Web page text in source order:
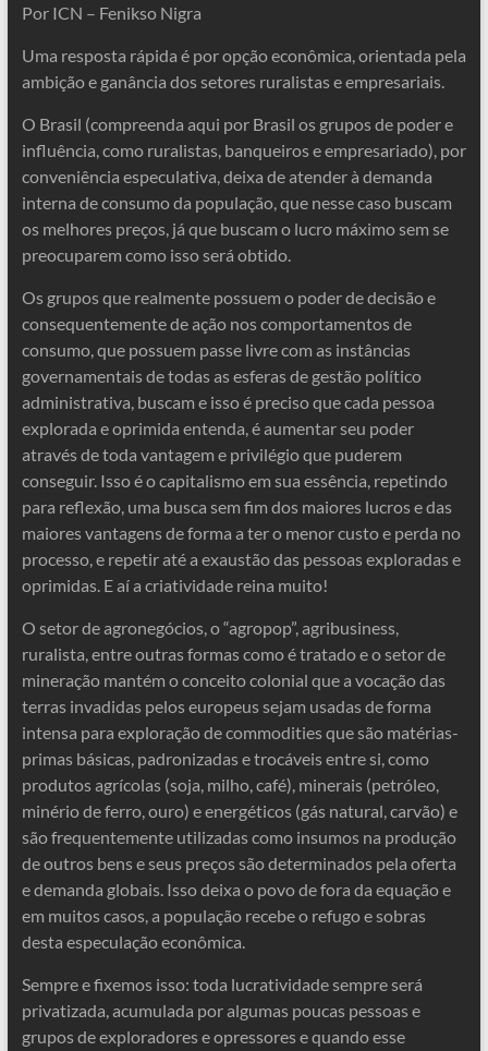
Por ICN – Fenikso Nigra
Uma resposta rápida é por opção econômica, orientada pela
ambição e ganância dos setores ruralistas e empresariais.
O Brasil (compreenda aqui por Brasil os grupos de poder e
influência, como ruralistas, banqueiros e empresariado), por
conveniência especulativa, deixa de atender à demanda
interna de consumo da população, que nesse caso buscam
os melhores preços, já que buscam o lucro máximo sem se
preocuparem como isso será obtido.
Os grupos que realmente possuem o poder de decisão e
consequentemente de ação nos comportamentos de
consumo, que possuem passe livre com as instâncias
governamentais de todas as esferas de gestão político
administrativa, buscam e isso é preciso que cada pessoa
explorada e oprimida entenda, é aumentar seu poder
através de toda vantagem e privilégio que puderem
conseguir. Isso é o capitalismo em sua essência, repetindo
para reflexão, uma busca sem fim dos maiores lucros e das
maiores vantagens de forma a ter o menor custo e perda no
processo, e repetir até a exaustão das pessoas exploradas e
oprimidas. E aí a criatividade reina muito!
O setor de agronegócios, o “agropop”, agribusiness,
ruralista, entre outras formas como é tratado e o setor de
mineração mantém o conceito colonial que a vocação das
terras invadidas pelos europeus sejam usadas de forma
intensa para exploração de commodities que são matérias-
primas básicas, padronizadas e trocáveis entre si, como
produtos agrícolas (soja, milho, café), minerais (petróleo,
minério de ferro, ouro) e energéticos (gás natural, carvão) e
são frequentemente utilizadas como insumos na produção
de outros bens e seus preços são determinados pela oferta
e demanda globais. Isso deixa o povo de fora da equação e
em muitos casos, a população recebe o refugo e sobras
desta especulação econômica.
Sempre e fixemos isso: toda lucratividade sempre será
privatizada, acumulada por algumas poucas pessoas e
grupos de exploradores e opressores e quando esse